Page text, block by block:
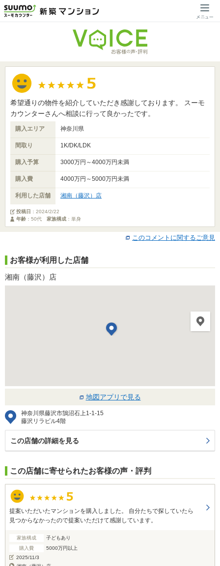
希望通りの物件を紹介していただき感謝しております。 スーモ
カウンターさんへ相談に行って良かったです。
購入エリア 神奈川県
間取り 1K/DK/LDK
購入予算 3000万円～4000万円未満
購入費 4000万円～5000万円未満
利用した店舗 湘南（藤沢）店
投稿日 ： 2024/2/22
年齢 ：50代 家族構成 ：単身
このコメントに関するご意見
お客様が利用した店舗
湘南（藤沢）店
地図アプリで見る
神奈川県藤沢市鵠沼石上1-1-15
藤沢リラビル4階
この店舗の詳細を見る
この店舗に寄せられたお客様の声・評判
提案いただいたマンションを購入しました。 自分たちで探していたら
見つからなかったので提案いただけて感謝しています。
家族構成
子どもあり
購入費
5000万円以上
2025/11/3